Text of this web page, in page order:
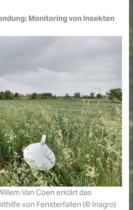
Monitoring von Insekten
Van Coen erklärt das
von Fensterfallen (© Inagro)